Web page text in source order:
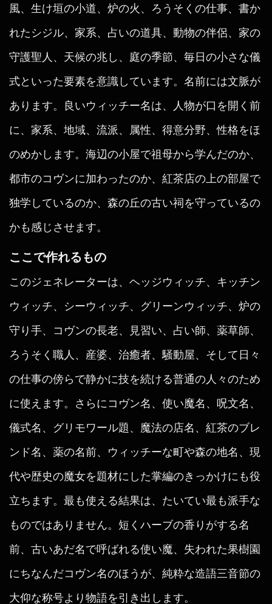
風、生け垣の小道、炉の火、ろうそくの仕事、書か
れたシジル、家系、占いの道具、動物の伴侶、家の
守護聖人、天候の兆し、庭の季節、毎日の小さな儀
式といった要素を意識しています。名前には文脈が
あります。良いウィッチー名は、人物が口を開く前
に、家系、地域、流派、属性、得意分野、性格をほ
のめかします。海辺の小屋で祖母から学んだのか、
都市のコヴンに加わったのか、紅茶店の上の部屋で
独学しているのか、森の丘の古い祠を守っているの
かも感じさせます。
ここで作れるもの
このジェネレーターは、ヘッジウィッチ、キッチン
ウィッチ、シーウィッチ、グリーンウィッチ、炉の
守り手、コヴンの長老、見習い、占い師、薬草師、
ろうそく職人、産婆、治癒者、騒動屋、そして日々
の仕事の傍らで静かに技を続ける普通の人々のため
に使えます。さらにコヴン名、使い魔名、呪文名、
儀式名、グリモワール題、魔法の店名、紅茶のブレ
ンド名、薬の名前、ウィッチーな町や森の地名、現
代や歴史の魔女を題材にした掌編のきっかけにも役
立ちます。最も使える結果は、たいてい最も派手な
ものではありません。短くハーブの香りがする名
前、古いあだ名で呼ばれる使い魔、失われた果樹園
にちなんだコヴン名のほうが、純粋な造語三音節の
大仰な称号より物語を引き出します。